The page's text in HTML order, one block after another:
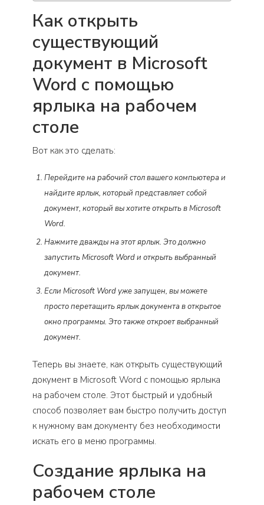
Как открыть
существующий
документ в Microsoft
Word с помощью
ярлыка на рабочем
столе
Вот как это сделать:
Перейдите на рабочий стол вашего компьютера и
найдите ярлык, который представляет собой
документ, который вы хотите открыть в Microsoft
Word.
Нажмите дважды на этот ярлык. Это должно
запустить Microsoft Word и открыть выбранный
документ.
Если Microsoft Word уже запущен, вы можете
просто перетащить ярлык документа в открытое
окно программы. Это также откроет выбранный
документ.
Теперь вы знаете, как открыть существующий
документ в Microsoft Word с помощью ярлыка
на рабочем столе. Этот быстрый и удобный
способ позволяет вам быстро получить доступ
к нужному вам документу без необходимости
искать его в меню программы.
Создание ярлыка на
рабочем столе